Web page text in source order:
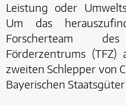
Leistung oder
Um das
Forscherteam
Förderzentrums
zweiten Schlepper von
Bayerischen Staatsgüter